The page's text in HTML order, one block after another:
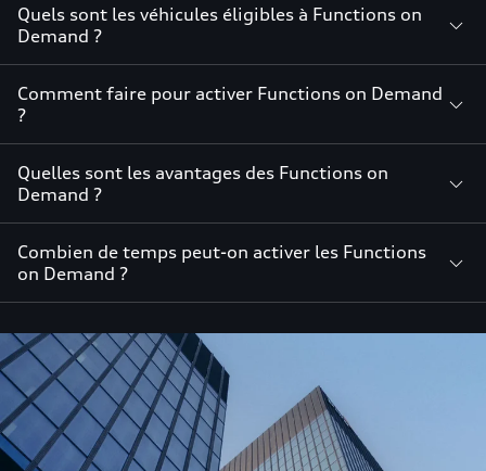
Quels sont les véhicules éligibles à Functions on
Demand ?
Comment faire pour activer Functions on Demand
?
Quelles sont les avantages des Functions on
Demand ?
Combien de temps peut-on activer les Functions
on Demand ?